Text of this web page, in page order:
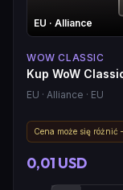
EU · Alliance
WOW CLASSIC
Kup WoW
EU · Alliance · EU
Cena może się
0,01 USD